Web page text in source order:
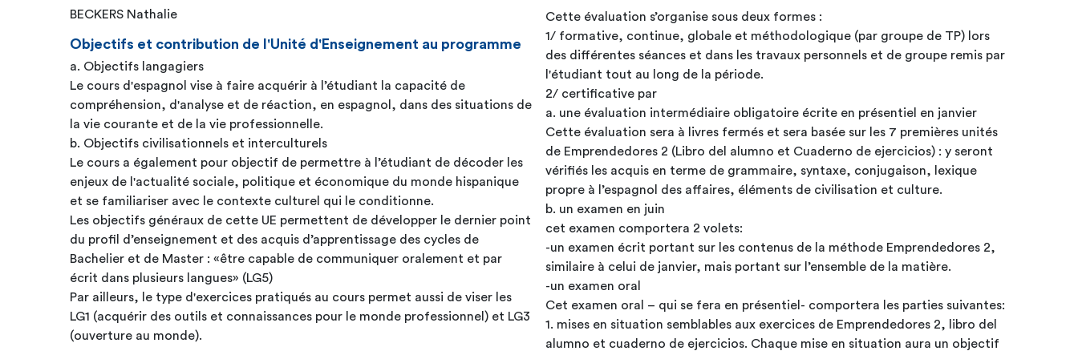
BECKERS Nathalie
Objectifs et contribution de l'Unité d'Enseignement au programme
a. Objectifs langagiers
Le cours d'espagnol vise à faire acquérir à l’étudiant la capacité de
compréhension, d'analyse et de réaction, en espagnol, dans des situations de
la vie courante et de la vie professionnelle.
b. Objectifs civilisationnels et interculturels
Le cours a également pour objectif de permettre à l’étudiant de décoder les
enjeux de l'actualité sociale, politique et économique du monde hispanique
et se familiariser avec le contexte culturel qui le conditionne.
Les objectifs généraux de cette UE permettent de développer le dernier point
du profil d’enseignement et des acquis d’apprentissage des cycles de
Bachelier et de Master : «être capable de communiquer oralement et par
écrit dans plusieurs langues» (LG5)
Par ailleurs, le type d'exercices pratiqués au cours permet aussi de viser les
LG1 (acquérir des outils et connaissances pour le monde professionnel) et LG3
(ouverture au monde).
Cette évaluation s’organise sous deux formes :
1/ formative, continue, globale et méthodologique (par groupe de TP) lors
des différentes séances et dans les travaux personnels et de groupe remis par
l'étudiant tout au long de la période.
2/ certificative par
a. une évaluation intermédiaire obligatoire écrite en présentiel en janvier
Cette évaluation sera à livres fermés et sera basée sur les 7 premières unités
de Emprendedores 2 (Libro del alumno et Cuaderno de ejercicios) : y seront
vérifiés les acquis en terme de grammaire, syntaxe, conjugaison, lexique
propre à l’espagnol des affaires, éléments de civilisation et culture.
b. un examen en juin
cet examen comportera 2 volets:
-un examen écrit portant sur les contenus de la méthode Emprendedores 2,
similaire à celui de janvier, mais portant sur l’ensemble de la matière.
-un examen oral
Cet examen oral – qui se fera en présentiel- comportera les parties suivantes:
1. mises en situation semblables aux exercices de Emprendedores 2, libro del
alumno et cuaderno de ejercicios. Chaque mise en situation aura un objectif